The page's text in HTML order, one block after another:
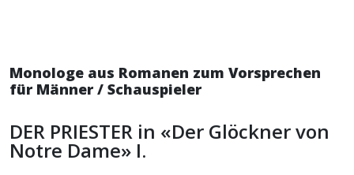
Monologe aus Romanen zum Vorsprechen
für Männer / Schauspieler
DER PRIESTER in «Der Glöckner von
Notre Dame» I.